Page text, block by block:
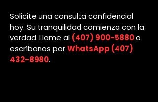
Solicite una consulta confidencial
hoy. Su tranquilidad comienza con la
verdad. Llame al (407) 900-5880o
escríbanos porWhatsApp (407)
432-8980.